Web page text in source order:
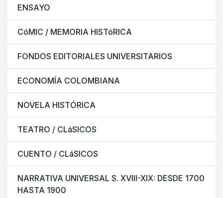
ENSAYO
CóMIC / MEMORIA HISTóRICA
FONDOS EDITORIALES UNIVERSITARIOS
ECONOMÍA COLOMBIANA
NOVELA HISTÓRICA
TEATRO / CLáSICOS
CUENTO / CLáSICOS
NARRATIVA UNIVERSAL S. XVIII-XIX: DESDE 1700
HASTA 1900